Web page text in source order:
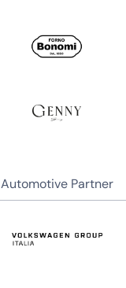
Automotive Partner